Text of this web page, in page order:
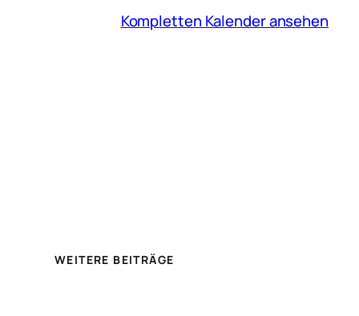
Kompletten Kalender ansehen
WEITERE BEITRÄGE